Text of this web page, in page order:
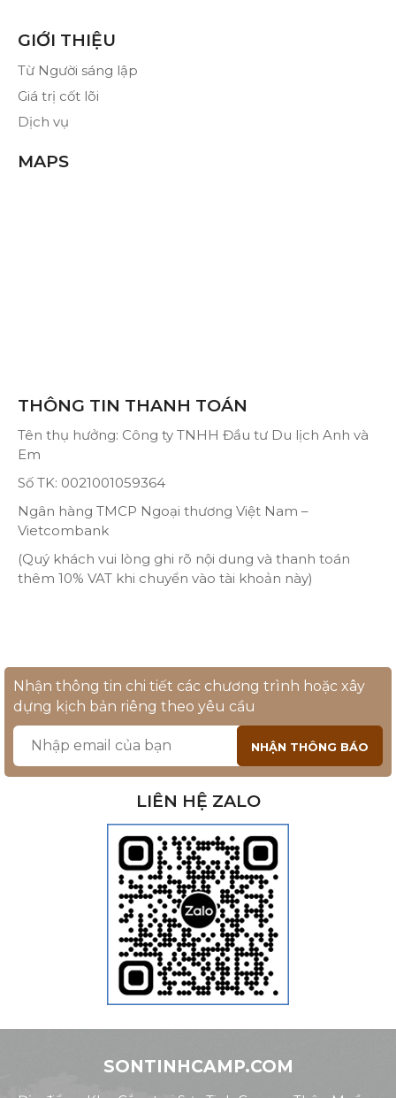
GIỚI THIỆU
Từ Người sáng lập
Giá trị cốt lõi
Dịch vụ
MAPS
THÔNG TIN THANH TOÁN
Tên thụ hưởng: Công ty TNHH Đầu tư Du lịch Anh và
Em
Số TK: 0021001059364
Ngân hàng TMCP Ngoại thương Việt Nam –
Vietcombank
(Quý khách vui lòng ghi rõ nội dung và thanh toán
thêm 10% VAT khi chuyển vào tài khoản này)
Nhận thông tin chi tiết các chương trình hoặc xây
dựng kịch bản riêng theo yêu cầu
LIÊN HỆ ZALO
SONTINHCAMP.COM